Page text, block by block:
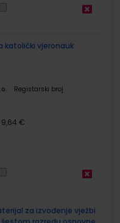
katolički vjeronauk
Registarski broj
9,64 €
za izvođenje vježbi